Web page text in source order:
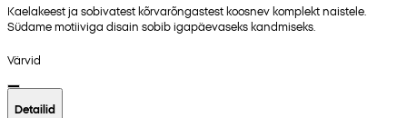
Kaelakeest ja sobivatest kõrvarõngastest koosnev komplekt naistele.
Südame motiiviga disain sobib igapäevaseks kandmiseks.
Värvid
Detailid